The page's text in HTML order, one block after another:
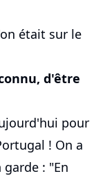
était sur le
d'être
pour
! On a
: "En